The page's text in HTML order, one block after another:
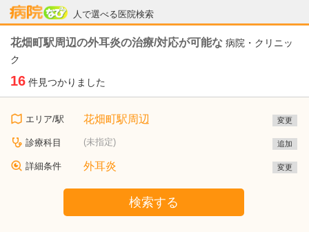
人で選べる医院検索
病院なび
花畑町駅周辺の外耳炎の治療/対応が可能な 病院・クリニッ
ク
16 件見つかりました
エリア/駅 花畑町駅周辺 変更
診療科目 (未指定) 追加
詳細条件 外耳炎 変更
検索する